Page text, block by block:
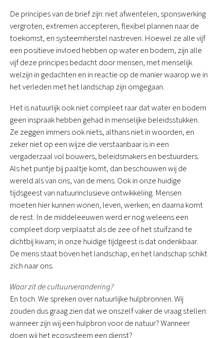
De principes van de brief zijn: niet afwentelen, sponswerking
vergroten, extremen accepteren, flexibel plannen naar de
toekomst, en systeemherstel nastreven. Hoewel ze alle vijf
een positieve invloed hebben op water en bodem, zijn alle
vijf deze principes bedacht door mensen, met menselijk
welzijn in gedachten en in reactie op de manier waarop we in
het verleden met het landschap zijn omgegaan.
Het is natuurlijk ook niet compleet raar dat water en bodem
geen inspraak hebben gehad in menselijke beleidsstukken.
Ze zeggen immers ook niets, althans niet in woorden, en
zeker niet op een wijze die verstaanbaar is in een
vergaderzaal vol bouwers, beleidsmakers en bestuurders.
Als het puntje bij paaltje komt, dan beschouwen wij de
wereld als van ons, van de mens. Ook in onze huidige
tijdsgeest van natuurinclusieve ontwikkeling. Mensen
moeten hier kunnen wonen, leven, werken; en daarna komt
de rest. In de middeleeuwen werd er nog weleens een
compleet dorp verplaatst als de zee of het stuifzand te
dichtbij kwam; in onze huidige tijdgeest is dat ondenkbaar.
De mens staat boven het landschap, en het landschap schikt
zich naar ons.
Waar zit de cultuurverandering?
En toch. We spreken over natuurlijke hulpbronnen. Wij
zouden dus graag zien dat we onszelf vaker de vraag stellen:
wanneer zijn wij een hulpbron voor de natuur? Wanneer
doen wij het ecosysteem een dienst?